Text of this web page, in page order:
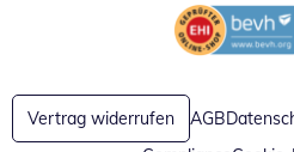
Öffnet in
Vertrag widerrufen AGB